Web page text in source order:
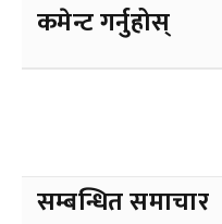
कमेन्ट गर्नुहोस्
सम्बन्धित समाचार